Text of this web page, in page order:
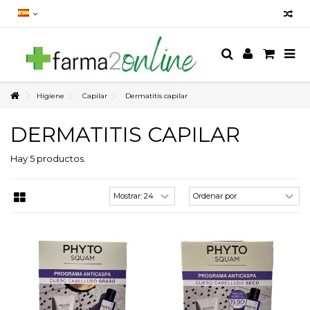
Higiene Capilar Dermatitis capilar
DERMATITIS CAPILAR
Hay 5 productos.